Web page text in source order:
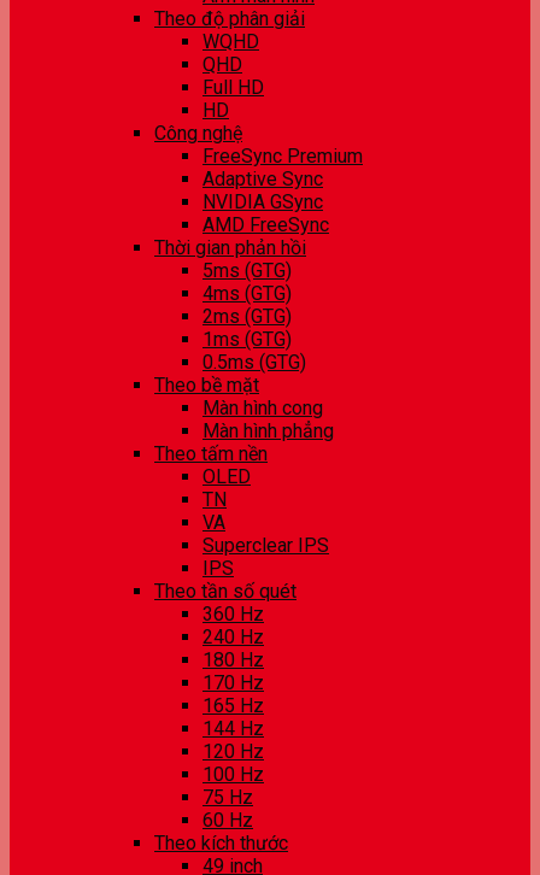
Theo độ phân giải
WQHD
QHD
Full HD
HD
Công nghệ
FreeSync Premium
Adaptive Sync
NVIDIA GSync
AMD FreeSync
Thời gian phản hồi
5ms (GTG)
4ms (GTG)
2ms (GTG)
1ms (GTG)
0.5ms (GTG)
Theo bề mặt
Màn hình cong
Màn hình phẳng
Theo tấm nền
OLED
TN
VA
Superclear IPS
IPS
Theo tần số quét
360 Hz
240 Hz
180 Hz
170 Hz
165 Hz
144 Hz
120 Hz
100 Hz
75 Hz
60 Hz
Theo kích thước
49 inch